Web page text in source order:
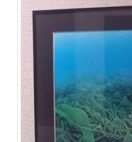
移
動
動